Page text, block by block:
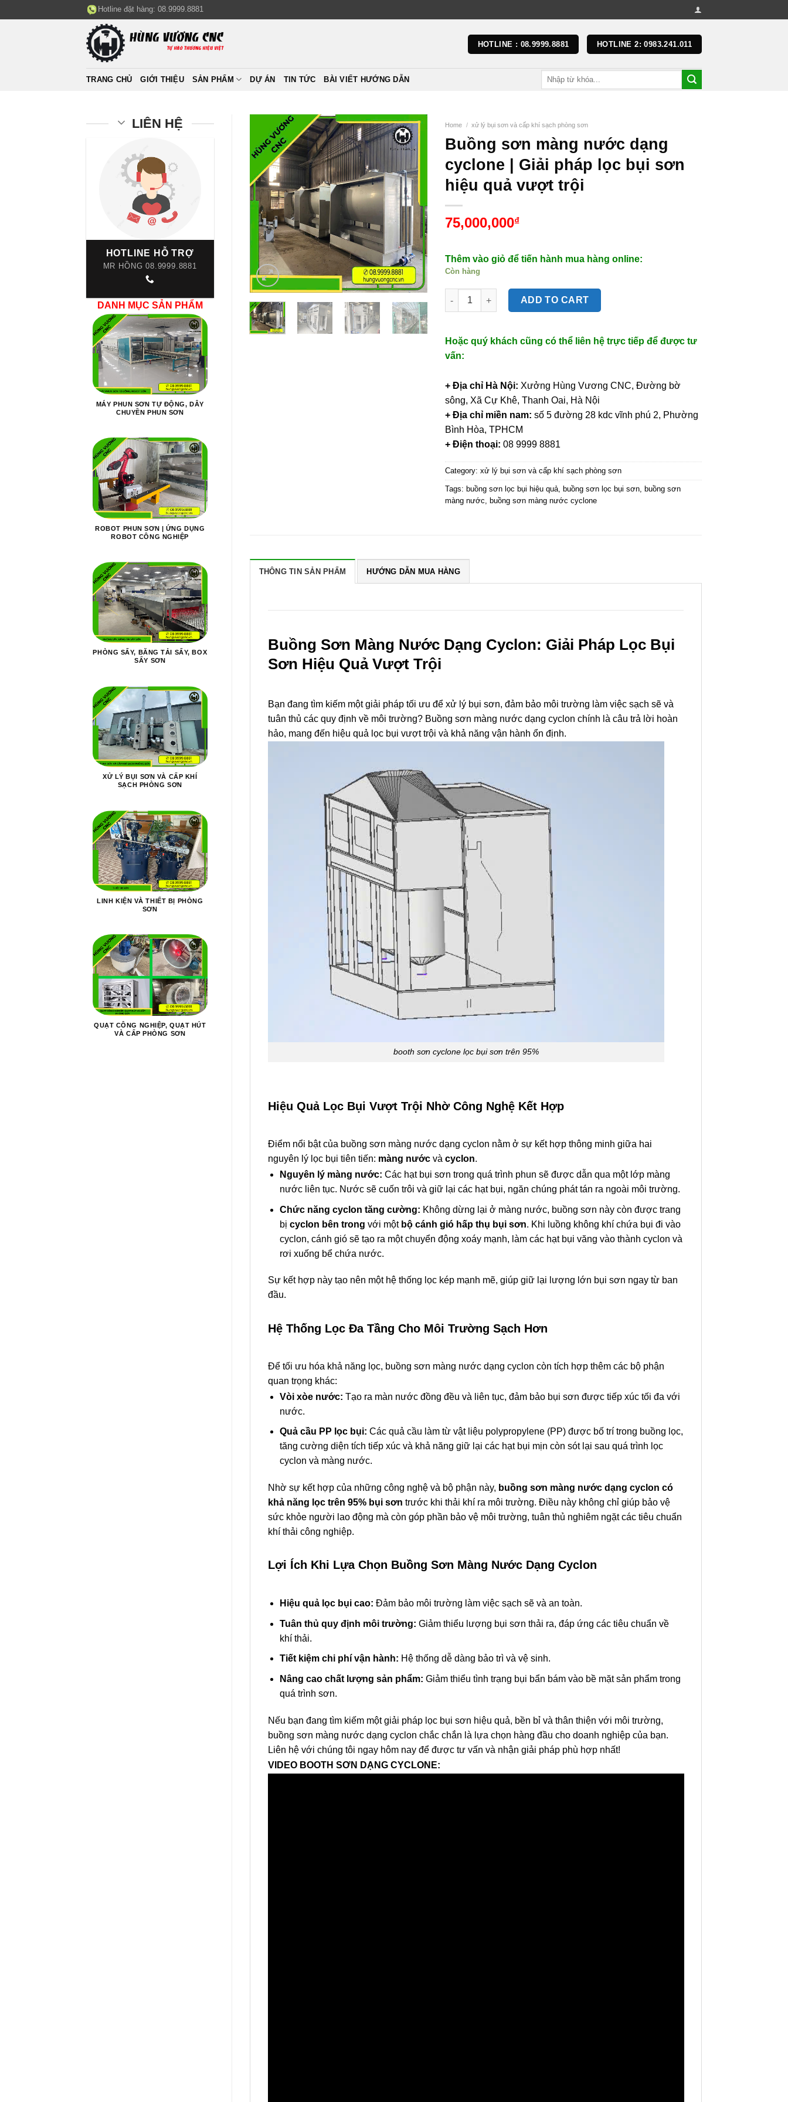
to
Hotline đặt hàng: 08.9999.8881
HOTLINE : 08.9999.8881 HOTLINE 2: 0983.241.011
TRANG CHỦ GIỚI THIỆU SẢN PHẨM DỰ ÁN TIN TỨC BÀI VIẾT HƯỚNG DẪN
LIÊN HỆ
HOTLINE HỖ TRỢ
MR HỒNG 08.9999.8881
DANH MỤC SẢN PHẨM
MÁY PHUN SƠN TỰ ĐỘNG, DÂY
CHUYỀN PHUN SƠN
ROBOT PHUN SƠN | ỨNG DỤNG
ROBOT CÔNG NGHIỆP
PHÒNG SẤY, BĂNG TẢI SẤY, BOX
SẤY SƠN
XỬ LÝ BỤI SƠN VÀ CẤP KHÍ
SẠCH PHÒNG SƠN
LINH KIỆN VÀ THIẾT BỊ PHÒNG
SƠN
QUẠT CÔNG NGHIỆP, QUẠT HÚT
VÀ CẤP PHÒNG SƠN
Home / xử lý bụi sơn và cấp khí sạch phòng sơn
Buồng sơn màng nước dạng
cyclone | Giải pháp lọc bụi sơn
hiệu quả vượt trội
75,000,000₫
Thêm vào giỏ để tiến hành mua hàng online:
Còn hàng
Quantity ADD TO CART
Hoặc quý khách cũng có thể liên hệ trực tiếp để được tư
vấn:
+ Địa chỉ Hà Nội:Xưởng Hùng Vương CNC, Đường bờ
sông, Xã Cự Khê, Thanh Oai, Hà Nội
+ Địa chỉ miền nam:số 5 đường 28 kdc vĩnh phú 2, Phường
Bình Hòa, TPHCM
+ Điện thoại:08 9999 8881
Category:xử lý bụi sơn và cấp khí sạch phòng sơn
Tags: buồng sơn lọc bụi hiệu quả, buồng sơn lọc bụi sơn, buồng sơn
màng nước, buồng sơn màng nước cyclone
THÔNG TIN SẢN PHẨM HƯỚNG DẪN MUA HÀNG
Buồng Sơn Màng Nước Dạng Cyclon: Giải Pháp Lọc Bụi
Sơn Hiệu Quả Vượt Trội
Bạn đang tìm kiếm một giải pháp tối ưu để xử lý bụi sơn, đảm bảo môi trường làm việc sạch sẽ và
tuân thủ các quy định về môi trường? Buồng sơn màng nước dạng cyclon chính là câu trả lời hoàn
hảo, mang đến hiệu quả lọc bụi vượt trội và khả năng vận hành ổn định.
booth sơn cyclone lọc bụi sơn trên 95%
Hiệu Quả Lọc Bụi Vượt Trội Nhờ Công Nghệ Kết Hợp
Điểm nổi bật của buồng sơn màng nước dạng cyclon nằm ở sự kết hợp thông minh giữa hai
nguyên lý lọc bụi tiên tiến: màng nướcvà cyclon.
Nguyên lý màng nước: Các hạt bụi sơn trong quá trình phun sẽ được dẫn qua một lớp màng
nước liên tục. Nước sẽ cuốn trôi và giữ lại các hạt bụi, ngăn chúng phát tán ra ngoài môi trường.
Chức năng cyclon tăng cường: Không dừng lại ở màng nước, buồng sơn này còn được trang
bịcyclon bên trong với một bộ cánh gió hấp thụ bụi sơn. Khi luồng không khí chứa bụi đi vào
cyclon, cánh gió sẽ tạo ra một chuyển động xoáy mạnh, làm các hạt bụi văng vào thành cyclon và
rơi xuống bể chứa nước.
Sự kết hợp này tạo nên một hệ thống lọc kép mạnh mẽ, giúp giữ lại lượng lớn bụi sơn ngay từ ban
đầu.
Hệ Thống Lọc Đa Tầng Cho Môi Trường Sạch Hơn
Để tối ưu hóa khả năng lọc, buồng sơn màng nước dạng cyclon còn tích hợp thêm các bộ phận
quan trọng khác:
Vòi xòe nước: Tạo ra màn nước đồng đều và liên tục, đảm bảo bụi sơn được tiếp xúc tối đa với
nước.
Quả cầu PP lọc bụi: Các quả cầu làm từ vật liệu polypropylene (PP) được bố trí trong buồng lọc,
tăng cường diện tích tiếp xúc và khả năng giữ lại các hạt bụi mịn còn sót lại sau quá trình lọc
cyclon và màng nước.
Nhờ sự kết hợp của những công nghệ và bộ phận này, buồng sơn màng nước dạng cyclon có
khả năng lọc trên 95% bụi sơn trước khi thải khí ra môi trường. Điều này không chỉ giúp bảo vệ
sức khỏe người lao động mà còn góp phần bảo vệ môi trường, tuân thủ nghiêm ngặt các tiêu chuẩn
khí thải công nghiệp.
Lợi Ích Khi Lựa Chọn Buồng Sơn Màng Nước Dạng Cyclon
Hiệu quả lọc bụi cao: Đảm bảo môi trường làm việc sạch sẽ và an toàn.
Tuân thủ quy định môi trường: Giảm thiểu lượng bụi sơn thải ra, đáp ứng các tiêu chuẩn về
khí thải.
Tiết kiệm chi phí vận hành: Hệ thống dễ dàng bảo trì và vệ sinh.
Nâng cao chất lượng sản phẩm: Giảm thiểu tình trạng bụi bẩn bám vào bề mặt sản phẩm trong
quá trình sơn.
Nếu bạn đang tìm kiếm một giải pháp lọc bụi sơn hiệu quả, bền bỉ và thân thiện với môi trường,
buồng sơn màng nước dạng cyclon chắc chắn là lựa chọn hàng đầu cho doanh nghiệp của bạn.
Liên hệ với chúng tôi ngay hôm nay để được tư vấn và nhận giải pháp phù hợp nhất!
VIDEO BOOTH SƠN DẠNG CYCLONE: